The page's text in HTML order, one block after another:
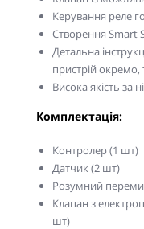
Керування реле
Створення Smart
Детальна
пристрій окремо,
Висока якість за
Комплектація:
Контролер (1 шт)
Датчик (2 шт)
Розумний
Клапан з
шт)